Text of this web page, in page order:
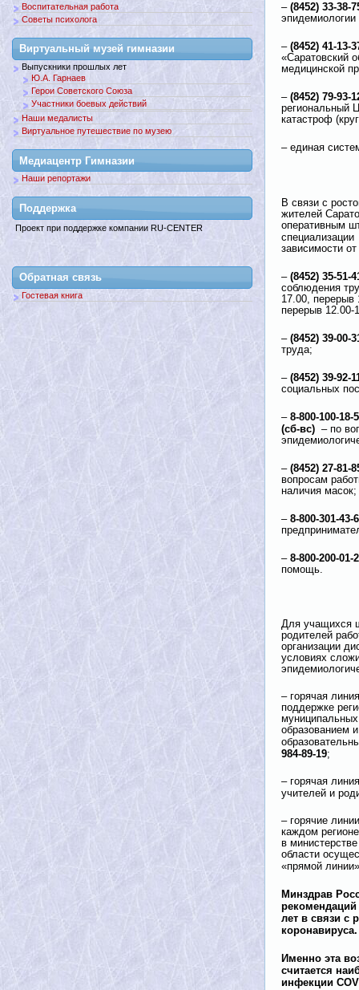
–(8452) 33-38-
эпидемиологии
–(8452) 41-13-
«Саратовский
медицинской
–(8452) 79-93-
региональный
катастроф
– единая
В связи с
жителей
оперативным
зависимости
–(8452) 35-51-
соблюдения
17.00, перерыв
перерыв 12.00-
–(8452) 39-00-
труда;
–(8452) 39-92-
социальных
–8-800-100-18-
(сб-вс) – по
–(8452) 27-81-
вопросам
наличия масок;
–8-800-301-43-
– 8-800-200-01-
помощь.
Для учащихся
родителей
организации
условиях
– горячая
поддержке
образованием
984-89-19;
– горячая
учителей и
– горячие
каждом
в
области
«прямой
Минздрав
рекомендаций
лет в связи с
коронавируса.
Именно эта
считается
инфекции
Воспитательная работа
Советы психолога
Виртуальный музей гимназии
Выпускники прошлых лет
Ю.А. Гарнаев
Герои Советского Союза
Участники боевых действий
Наши медалисты
Виртуальное путешествие по музею
Медиацентр Гимназии
Наши репортажи
Поддержкa
Проект при поддержке компании RU-CENTER
Обратная связь
Гостевая книга